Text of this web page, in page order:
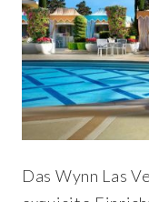
Das Wynn Las